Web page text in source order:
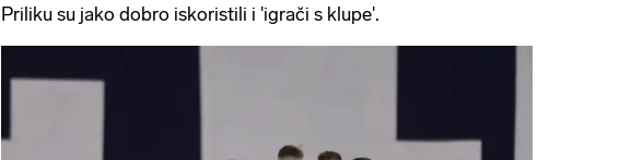
Priliku su jako dobro iskoristili i 'igrači s klupe'.